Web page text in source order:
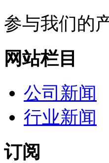
参与我们的
网站栏目
公司新闻
行业新闻
订阅